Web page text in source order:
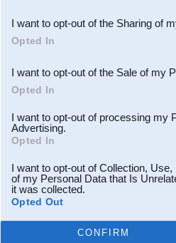
Downstream Participants
third parties.
I want to opt-out of the Sharing of
Opted In
I want to opt-out of the Sale of my
Opted In
I want to opt-out of processing my
Advertising.
Opted In
I want to opt-out of Collection,
of my Personal Data that Is
it was collected.
Opted Out
CONFIRM